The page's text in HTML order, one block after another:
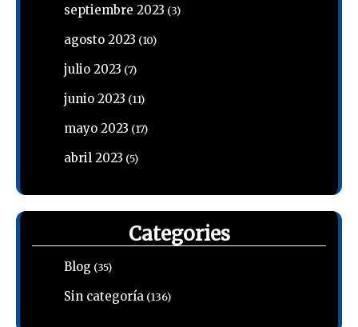
septiembre 2023 (3)
agosto 2023 (10)
julio 2023 (7)
junio 2023 (11)
mayo 2023 (17)
abril 2023 (5)
Categories
Blog (35)
Sin categoría (136)